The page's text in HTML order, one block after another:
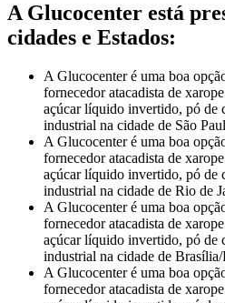
A Glucocenter está
cidades e Estados:
A Glucocenter é uma boa
fornecedor atacadista de
açúcar líquido invertido, pó de
industrial na cidade de São
A Glucocenter é uma boa
fornecedor atacadista de
açúcar líquido invertido, pó de
industrial na cidade de Rio de
A Glucocenter é uma boa
fornecedor atacadista de
açúcar líquido invertido, pó de
industrial na cidade de
A Glucocenter é uma boa
fornecedor atacadista de